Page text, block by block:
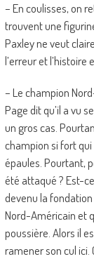
– En coulisses, on
trouvent une
Paxley ne veut
l’erreur et l’histoire
– Le champion
Page dit qu’il a vu
un gros cas.
champion si fort
épaules. Pourtant,
été attaqué ? Est-
devenu la fondation
Nord-Américain et
poussière. Alors il
ramener son cul ici.